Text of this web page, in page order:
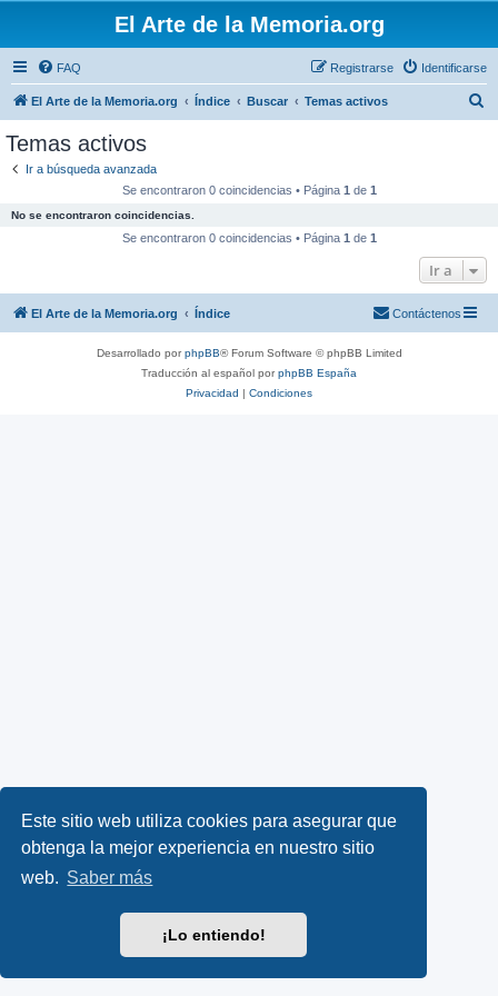
Este sitio web utiliza cookies para asegurar que
obtenga la mejor experiencia en nuestro sitio
web. Saber más
¡Lo entiendo!
El Arte de la Memoria.org
FAQ Identificarse
Registrarse
El Arte de la Memoria.org Índice Buscar Temas activos
Temas activos
Ir a búsqueda avanzada
Se encontraron 0 coincidencias • Página 1 de 1
No se encontraron coincidencias.
Se encontraron 0 coincidencias • Página 1 de 1
Ir a
El Arte de la Memoria.org Índice Contáctenos
Desarrollado porphpBB® Forum Software © phpBB Limited
Traducción al español porphpBB España
Privacidad | Condiciones